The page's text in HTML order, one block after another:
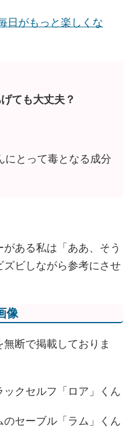
日がもっと楽しくな
ても大丈夫？
にとって毒となる成分
ある私は「ああ、そう
ビしながら参考にさせ
像
断で掲載しておりま
クセルフ「ロア」くん
セーブル「ラム」くん